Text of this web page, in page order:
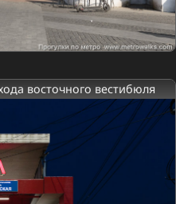
восточного вестибюля